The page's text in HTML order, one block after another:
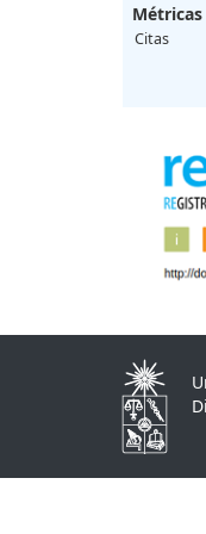
Métricas
Citas